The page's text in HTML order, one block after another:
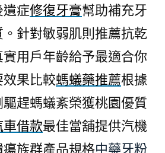
遺症修復牙膏幫助補充牙
針對敏弱肌則推薦抗乾
實用戶年齡給予最適合你
果比較螞蟻藥推薦根據
趕螞蟻紊榮獲桃園優質
車借款最佳當舖提供汽機
族群產品規格中藥牙粉